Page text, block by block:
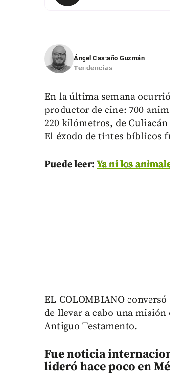
Ángel Castaño Guzmán
Tendencias
En la última semana
productor de cine: 700
220 kilómetros, de
El éxodo de tintes bíblicos
Puede leer: Ya ni los
EL COLOMBIANO
de llevar a cabo una
Antiguo Testamento.
Fue noticia
lideró hace poco en